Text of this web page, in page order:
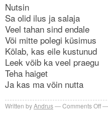
Nutsin
Sa olid ilus ja salaja
Veel tahan sind endale
Või mitte polegi küsimus
Kõlab, kas eile kustunud
Leek võib ka veel praegu
Teha haiget
Ja kas ma võin nutta
Written byAndrus Comments Offon